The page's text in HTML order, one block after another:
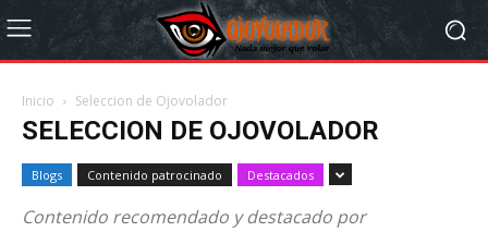
Inicio Seleccion de Ojovolador
SELECCION DE OJOVOLADOR
Blogs Contenido patrocinado Destacados
Contenido recomendado y destacado por